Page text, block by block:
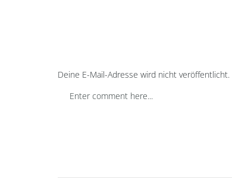
Deine E-Mail-Adresse wird nicht veröffentlicht.